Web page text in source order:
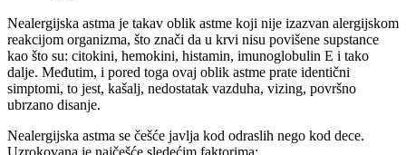
Nealergijska astma je takav oblik astme koji nije izazvan alergijskom
reakcijom organizma, što znači da u krvi nisu povišene supstance
kao što su: citokini, hemokini, histamin, imunoglobulin E i tako
dalje. Međutim, i pored toga ovaj oblik astme prate identični
simptomi, to jest, kašalj, nedostatak vazduha, vizing, površno
ubrzano disanje.
Nealergijska astma se češće javlja kod odraslih nego kod dece.